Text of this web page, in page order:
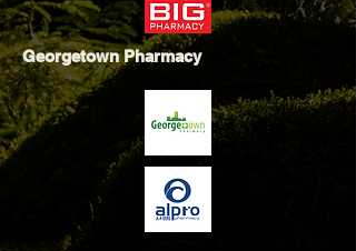
Georgetown Pharmacy